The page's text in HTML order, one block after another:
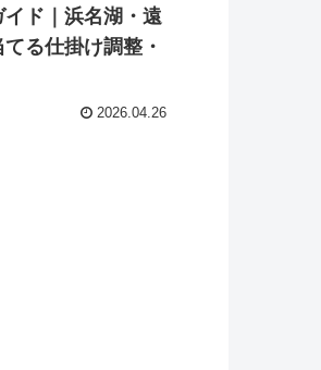
ド｜浜名湖・遠
る仕掛け調整・
2026.04.26